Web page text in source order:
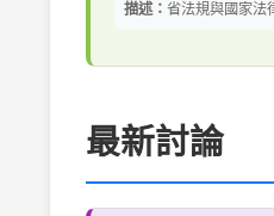
描述： 省法規與國家法
最新討論